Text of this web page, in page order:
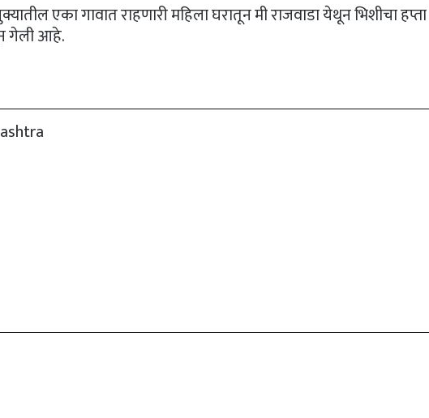
एका गावात राहणारी महिला घरातून मी राजवाडा येथून भिशीचा हप्ता
गेली आहे.